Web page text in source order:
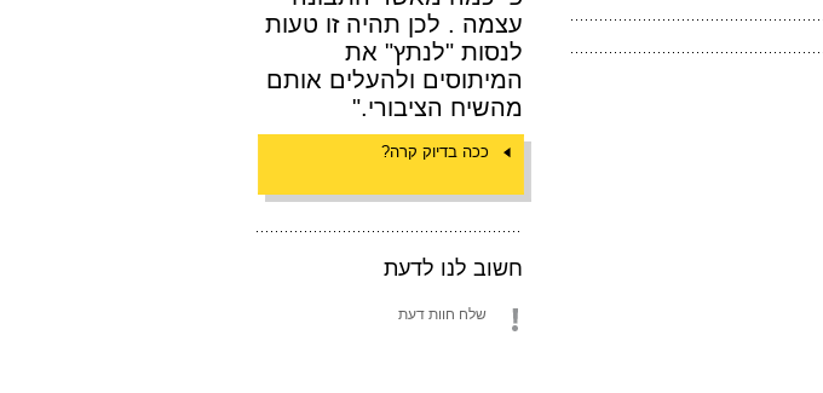
עצמה . לכן תהיה זו טעות
לנסות "לנתץ" את
המיתוסים ולהעלים אותם
מהשיח הציבורי."
ככה בדיוק קרה?
חשוב לנו לדעת
שלח חוות דעת